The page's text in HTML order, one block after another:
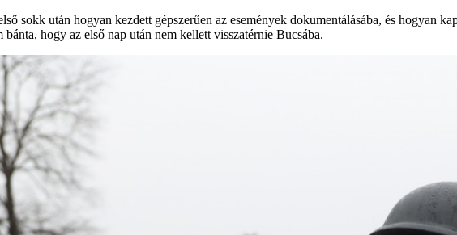
sokk után hogyan kezdett gépszerűen az események dokumentálásába, és hogyan
hogy az első nap után nem kellett visszatérnie Bucsába.